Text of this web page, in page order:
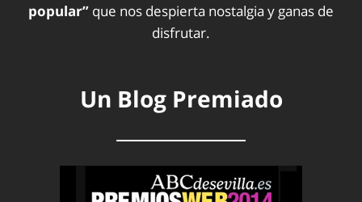
popular” que nos despierta nostalgia y ganas de
disfrutar.
Un Blog Premiado